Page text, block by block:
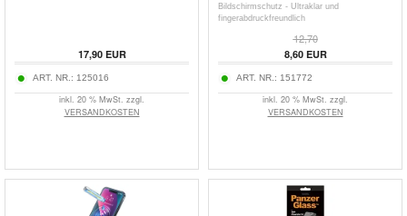
17,90EUR
ART. NR.: 125016
inkl. 20 % MwSt. zzgl.
VERSANDKOSTEN
Bildschirmschutz - Ultraklar und
fingerabdruckfreundlich
12,70
8,60EUR
ART. NR.: 151772
inkl. 20 % MwSt. zzgl.
VERSANDKOSTEN